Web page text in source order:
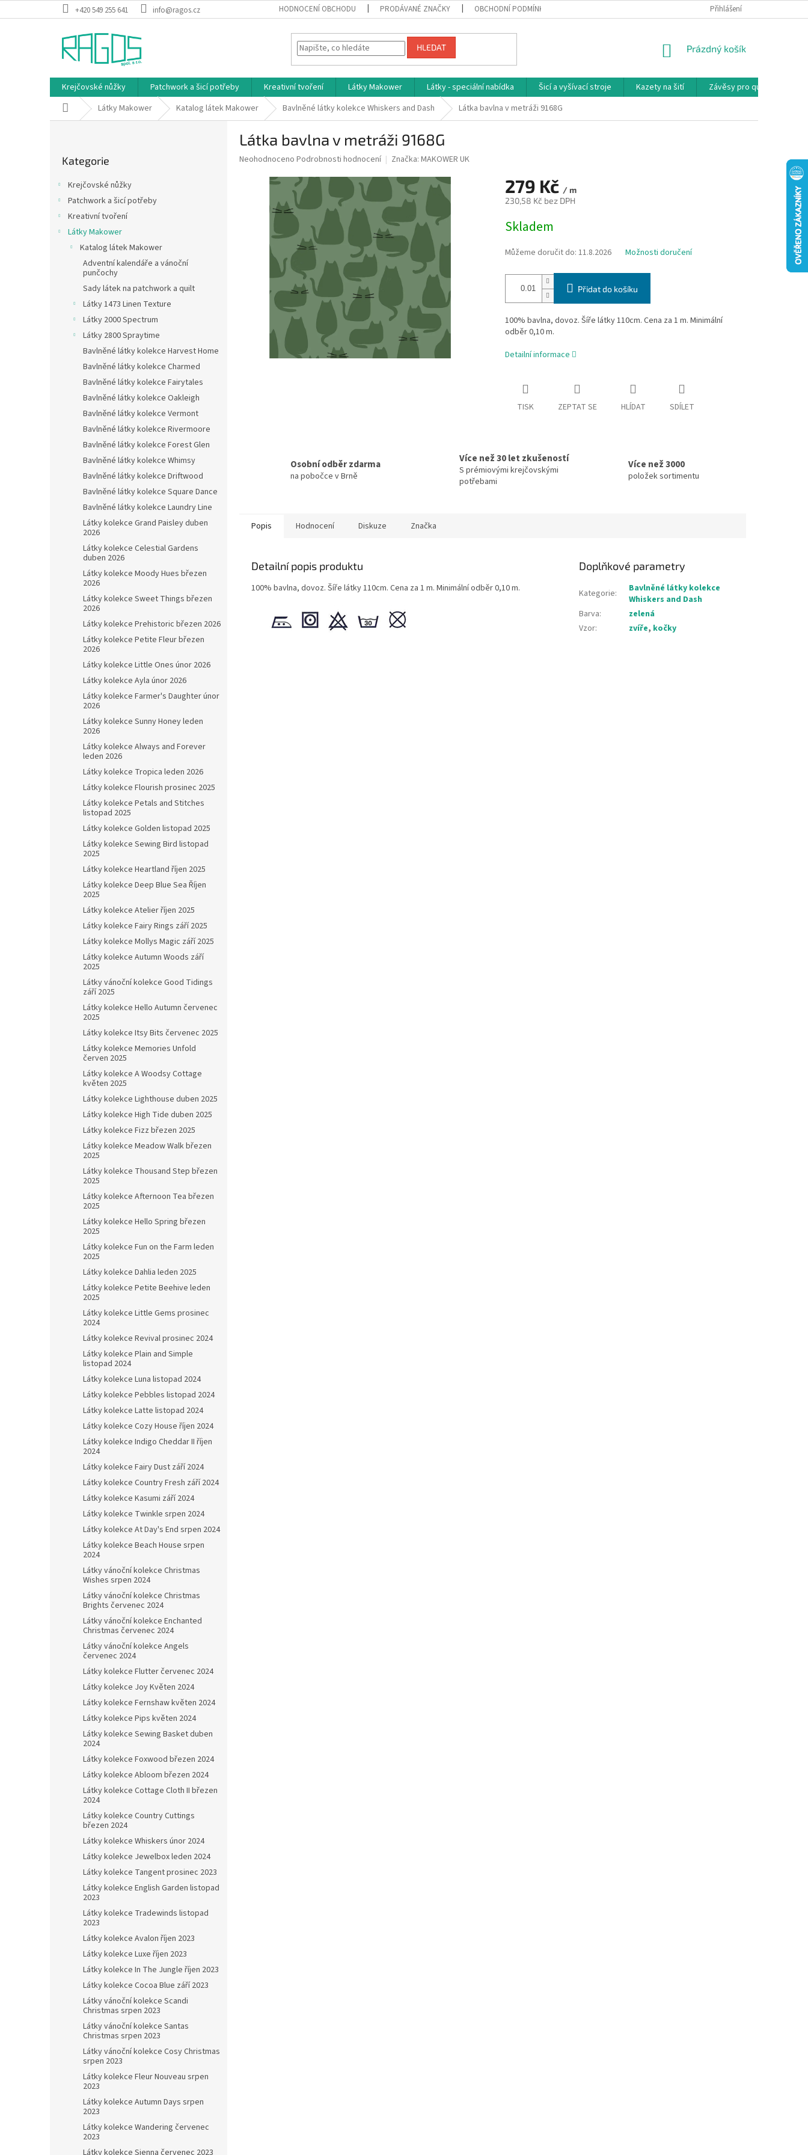
na
+420 549 255 641 info@ragos.cz HODNOCENÍ OBCHODU PRODÁVANÉ ZNAČKY OBCHODNÍ PODMÍNKY REKLAMAČNÍ PODMÍNKY
Přihlášení
HLEDAT
NÁKUPNÍ
Prázdný košík
Krejčovské nůžky Patchwork a šicí potřeby Kreativní tvoření Látky Makower Látky - speciální nabídka Šicí a vyšívací stroje Kazety na šití Závěsy pro quilty
Domů Látky Makower Katalog látek Makower Bavlněné látky kolekce Whiskers and Dash Látka bavlna v metráži 9168G
kategorie
Kategorie
Krejčovské nůžky
Patchwork a šicí potřeby
Kreativní tvoření
Látky Makower
Katalog látek Makower
Adventní kalendáře a vánoční
punčochy
Sady látek na patchwork a quilt
Látky 1473 Linen Texture
Látky 2000 Spectrum
Látky 2800 Spraytime
Bavlněné látky kolekce Harvest Home
Bavlněné látky kolekce Charmed
Bavlněné látky kolekce Fairytales
Bavlněné látky kolekce Oakleigh
Bavlněné látky kolekce Vermont
Bavlněné látky kolekce Rivermoore
Bavlněné látky kolekce Forest Glen
Bavlněné látky kolekce Whimsy
Bavlněné látky kolekce Driftwood
Bavlněné látky kolekce Square Dance
Bavlněné látky kolekce Laundry Line
Látky kolekce Grand Paisley duben
2026
Látky kolekce Celestial Gardens
duben 2026
Látky kolekce Moody Hues březen
2026
Látky kolekce Sweet Things březen
2026
Látky kolekce Prehistoric březen 2026
Látky kolekce Petite Fleur březen
2026
Látky kolekce Little Ones únor 2026
Látky kolekce Ayla únor 2026
Látky kolekce Farmer's Daughter únor
2026
Látky kolekce Sunny Honey leden
2026
Látky kolekce Always and Forever
leden 2026
Látky kolekce Tropica leden 2026
Látky kolekce Flourish prosinec 2025
Látky kolekce Petals and Stitches
listopad 2025
Látky kolekce Golden listopad 2025
Látky kolekce Sewing Bird listopad
2025
Látky kolekce Heartland říjen 2025
Látky kolekce Deep Blue Sea Říjen
2025
Látky kolekce Atelier říjen 2025
Látky kolekce Fairy Rings září 2025
Látky kolekce Mollys Magic září 2025
Látky kolekce Autumn Woods září
2025
Látky vánoční kolekce Good Tidings
září 2025
Látky kolekce Hello Autumn červenec
2025
Látky kolekce Itsy Bits červenec 2025
Látky kolekce Memories Unfold
červen 2025
Látky kolekce A Woodsy Cottage
květen 2025
Látky kolekce Lighthouse duben 2025
Látky kolekce High Tide duben 2025
Látky kolekce Fizz březen 2025
Látky kolekce Meadow Walk březen
2025
Látky kolekce Thousand Step březen
2025
Látky kolekce Afternoon Tea březen
2025
Látky kolekce Hello Spring březen
2025
Látky kolekce Fun on the Farm leden
2025
Látky kolekce Dahlia leden 2025
Látky kolekce Petite Beehive leden
2025
Látky kolekce Little Gems prosinec
2024
Látky kolekce Revival prosinec 2024
Látky kolekce Plain and Simple
listopad 2024
Látky kolekce Luna listopad 2024
Látky kolekce Pebbles listopad 2024
Látky kolekce Latte listopad 2024
Látky kolekce Cozy House říjen 2024
Látky kolekce Indigo Cheddar II říjen
2024
Látky kolekce Fairy Dust září 2024
Látky kolekce Country Fresh září 2024
Látky kolekce Kasumi září 2024
Látky kolekce Twinkle srpen 2024
Látky kolekce At Day's End srpen 2024
Látky kolekce Beach House srpen
2024
Látky vánoční kolekce Christmas
Wishes srpen 2024
Látky vánoční kolekce Christmas
Brights červenec 2024
Látky vánoční kolekce Enchanted
Christmas červenec 2024
Látky vánoční kolekce Angels
červenec 2024
Látky kolekce Flutter červenec 2024
Látky kolekce Joy Květen 2024
Látky kolekce Fernshaw květen 2024
Látky kolekce Pips květen 2024
Látky kolekce Sewing Basket duben
2024
Látky kolekce Foxwood březen 2024
Látky kolekce Abloom březen 2024
Látky kolekce Cottage Cloth II březen
2024
Látky kolekce Country Cuttings
březen 2024
Látky kolekce Whiskers únor 2024
Látky kolekce Jewelbox leden 2024
Látky kolekce Tangent prosinec 2023
Látky kolekce English Garden listopad
2023
Látky kolekce Tradewinds listopad
2023
Látky kolekce Avalon říjen 2023
Látky kolekce Luxe říjen 2023
Látky kolekce In The Jungle říjen 2023
Látky kolekce Cocoa Blue září 2023
Látky vánoční kolekce Scandi
Christmas srpen 2023
Látky vánoční kolekce Santas
Christmas srpen 2023
Látky vánoční kolekce Cosy Christmas
srpen 2023
Látky kolekce Fleur Nouveau srpen
2023
Látky kolekce Autumn Days srpen
2023
Látky kolekce Wandering červenec
2023
Látky kolekce Sienna červenec 2023
Látka bavlna v metráži 9168G
Průměrné
produktu
hvězdiček.
Neohodnoceno Podrobnosti hodnocení Značka: MAKOWER UK
279 Kč / m
230,58 Kč bez DPH
cena:
Skladem
Můžeme doručit do: 11.8.2026 Možnosti doručení
Přidat do košíku
100% bavlna, dovoz. Šíře látky 110cm. Cena za 1 m. Minimální
odběr 0,10 m.
Detailní informace
TISK ZEPTAT SE HLÍDAT SDÍLET
Osobní odběr zdarma
na pobočce v Brně
Více než 30 let zkušeností
S prémiovými krejčovskými
potřebami
Více než 3000
položek sortimentu
Popis Hodnocení Diskuze Značka
Detailní popis produktu
100% bavlna, dovoz. Šíře látky 110cm. Cena za 1 m. Minimální odběr 0,10 m.
Doplňkové parametry
Kategorie:
Bavlněné látky kolekce
Whiskers and Dash
Barva:
zelená
Vzor: zvíře, kočky